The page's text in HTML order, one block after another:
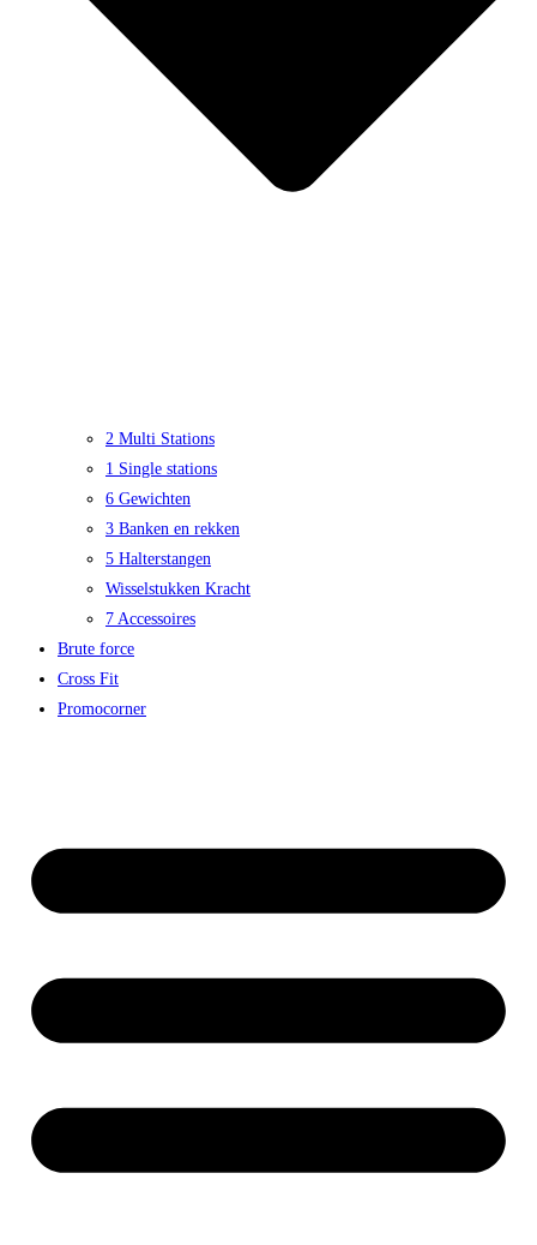
2 Multi Stations
1 Single stations
6 Gewichten
3 Banken en rekken
5 Halterstangen
Wisselstukken Kracht
7 Accessoires
Brute force
Cross Fit
Promocorner